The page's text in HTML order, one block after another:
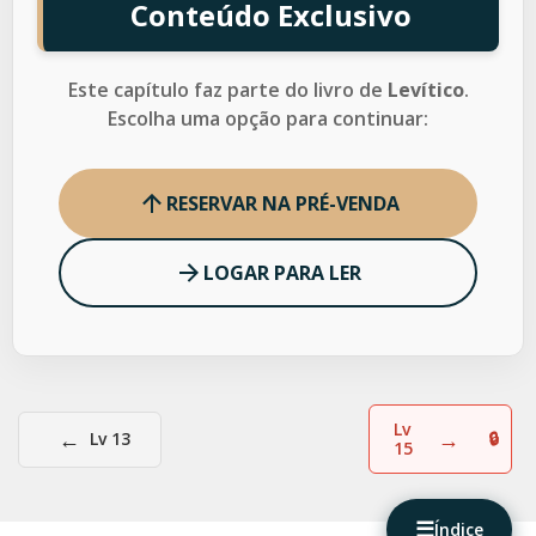
☰Índice
Conteúdo Exclusivo
Este capítulo faz parte do livro de Levítico.
Escolha uma opção para continuar:
RESERVAR NA PRÉ-VENDA
LOGAR PARA LER
← Lv 13
Lv
15
→